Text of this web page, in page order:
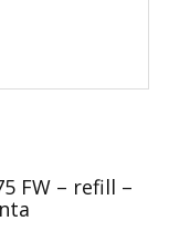
FW – refill –